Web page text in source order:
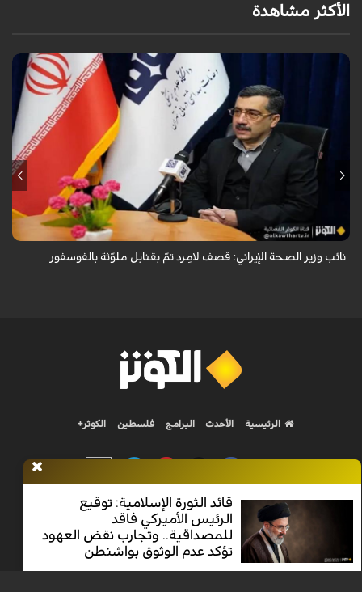
الأكثر مشاهدة
قال معاون وزير الصحة الإيراني لشؤون البحوث والتكنولوجيا، شاهين آخوندزاده،
إن التحقيقات التي أجرتها وزارة الصحة بشأن قصف مدينة لامِرد في محافظة
نائب وزير الصحة الإيراني: قصف لامِرد تمّ بقنابل ملوّثة بالفوسفور
قائد الثورة الإسلامية: توقيع
الرئيس الأميركي فاقد
للمصداقية.. وتجارب نقض العهود
تؤكد عدم الوثوق بواشنطن
الرئيسية الأحدث البرامج فلسطين الكوثر+
Nilesat 11900 V | Badr 8 11747 V | Badr5 12284 V